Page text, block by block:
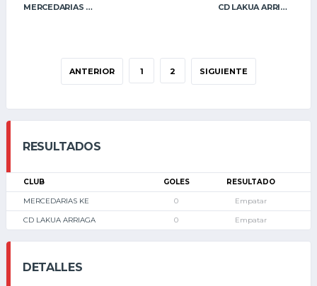
MERCEDARIAS KE CD LAKUA ARRIAGA
ANTERIOR 1 2 SIGUIENTE
RESULTADOS
CLUB GOLES RESULTADO
MERCEDARIAS KE 0 Empatar
CD LAKUA ARRIAGA 0 Empatar
DETALLES